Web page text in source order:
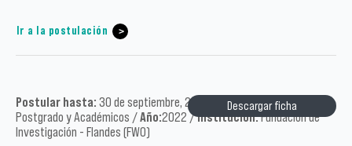
Ir a la postulación
Descargar ficha
Postular hasta: 30 de septiembre, 2022 / Tipo:Académicos,
Postgrado y Académicos /Año:2022 /Institución:Fundación de
Investigación - Flandes (FWO)